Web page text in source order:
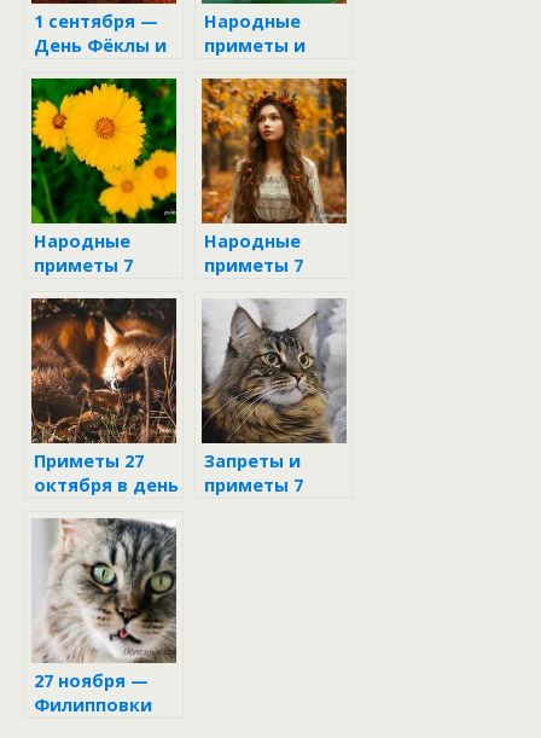
1 сентября —
День Фёклы и
когда осень
открывает
свои тайны
Народные
приметы и
октября
Народные
приметы 7
Народные
приметы 7
Приметы 27
октября в день
Запреты и
приметы 7
27 ноября —
Филипповки